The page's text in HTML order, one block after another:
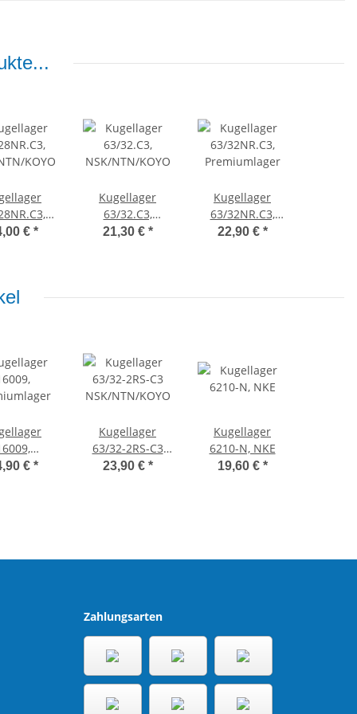
KOYO
€ *
Kugellager
63/32.C3,
NSK/NTN/KOYO
21,30 € *
Kugellager
63/32NR.C3,
Premiumlager
22,90 € *
€ *
Kugellager
63/32-2RS-C3
NSK/NTN/KOYO
23,90 € *
Kugellager
6210-N, NKE
19,60 € *
Zahlungsarten